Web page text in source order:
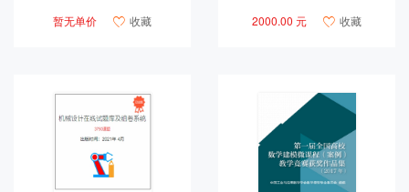
暂无单价
 收藏
2000.00 元
 收藏